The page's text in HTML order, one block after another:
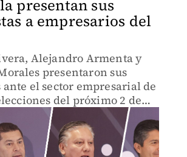
presentan sus
a empresarios del
Alejandro Armenta y
presentaron sus
ante el sector empresarial de
del próximo 2 de